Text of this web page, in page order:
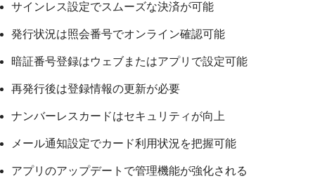
サインレス設定でスムーズな決済が可能
発行状況は照会番号でオンライン確認可能
暗証番号登録はウェブまたはアプリで設定可能
再発行後は登録情報の更新が必要
ナンバーレスカードはセキュリティが向上
メール通知設定でカード利用状況を把握可能
アプリのアップデートで管理機能が強化される